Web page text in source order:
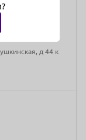
методикам
д 44 к